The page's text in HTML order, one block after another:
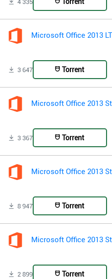
4 335 Torrent
Microsoft Office 2013
3 647 Torrent
Microsoft Office 2013
3 367 Torrent
Microsoft Office 2013
8 947 Torrent
Microsoft Office 2013
2 899 Torrent